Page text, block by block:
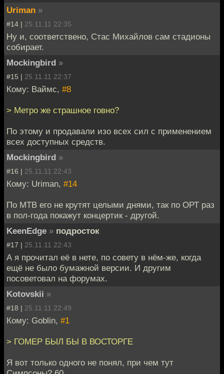
Uriman »
#14 | 25.11.11 22:35
Ну и, соответствено, Стас Михайлов сам стадионы
собирает.
Mockingbird »
#15 | 25.11.11 22:37
Кому: Ваймс, #8
> Метро же страшное говно?
По этому и продавали изо всех сил с применением
всех доступных средств.
Mockingbird »
#16 | 25.11.11 22:43
Кому: Uriman, #14
По МТВ его не крутят целыми днями, так по ОРТ раз
в пол-года покажут концертик - другой.
KeenEdge » подросток
#17 | 25.11.11 22:43
А я прочитал её в нете, по совету в нём-же, когда
ещё не было бумажной версии. И другим
посоветовал на форумах.
Kotovskii »
#18 | 25.11.11 22:49
Кому: Goblin, #1
> ГОМЕР БЫЛ БЫ В ВОСТОРГЕ
Я вот только одного не понял, при чем тут